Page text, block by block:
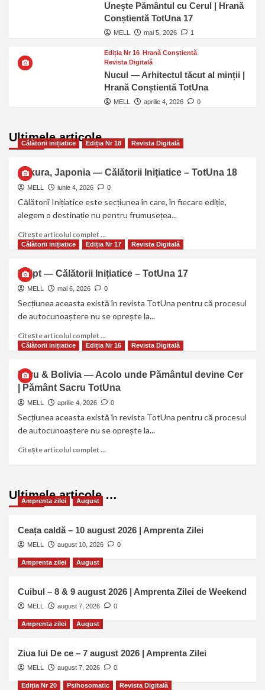
Unește Pământul cu Cerul | Hrană
Conștientă TotUna 17
MELL mai 5, 2026 1
Ediția Nr 16 Hrană Conștientă
Revista Digitală
Nucul — Arhitectul tăcut al minții |
Hrană Conștientă TotUna
MELL aprilie 4, 2026 0
Ultimele articole
Călătorii inițiatice Ediția Nr 18 Revista Digitală
Sakura, Japonia — Călătorii Inițiatice – TotUna 18
MELL iunie 4, 2026 0
Călătorii Inițiatice este secțiunea în care, în fiecare ediție,
alegem o destinație nu pentru frumusețea...
Citește articolul complet ...
Călătorii inițiatice Ediția Nr 17 Revista Digitală
Egipt — Călătorii Inițiatice – TotUna 17
MELL mai 6, 2026 0
Secțiunea aceasta există în revista TotUna pentru că procesul
de autocunoaștere nu se oprește la...
Citește articolul complet ...
Călătorii inițiatice Ediția Nr 16 Revista Digitală
Peru & Bolivia — Acolo unde Pământul devine Cer
| Pământ Sacru TotUna
MELL aprilie 4, 2026 0
Secțiunea aceasta există în revista TotUna pentru că procesul
de autocunoaștere nu se oprește la...
Citește articolul complet ...
Ultimele articole …
Amprenta zilei August
Ceața caldă – 10 august 2026 | Amprenta Zilei
MELL august 10, 2026 0
Amprenta zilei August
Cuibul – 8 & 9 august 2026 | Amprenta Zilei de Weekend
MELL august 7, 2026 0
Amprenta zilei August
Ziua lui De ce – 7 august 2026 | Amprenta Zilei
MELL august 7, 2026 0
Ediția Nr 20 Psihosomatic Revista Digitală